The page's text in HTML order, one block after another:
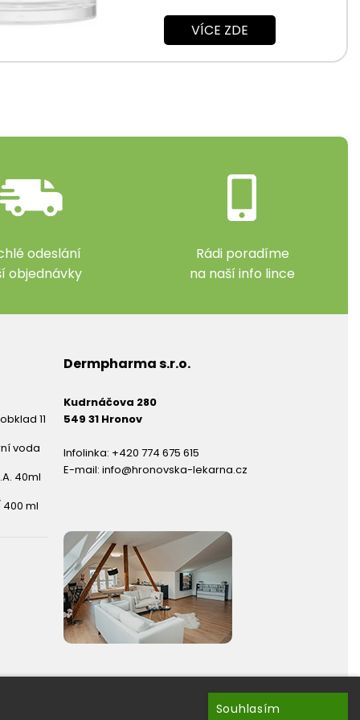
VÍCE ZDE
odeslání
objednávky
Rádi poradíme
na naší info lince
11
voda
40ml
400 ml
Dermpharma s.r.o.
Kudrnáčova 280
549 31 Hronov
Infolinka: +420 774 675 615
E-mail: info@hronovska-lekarna.cz
Souhlasím